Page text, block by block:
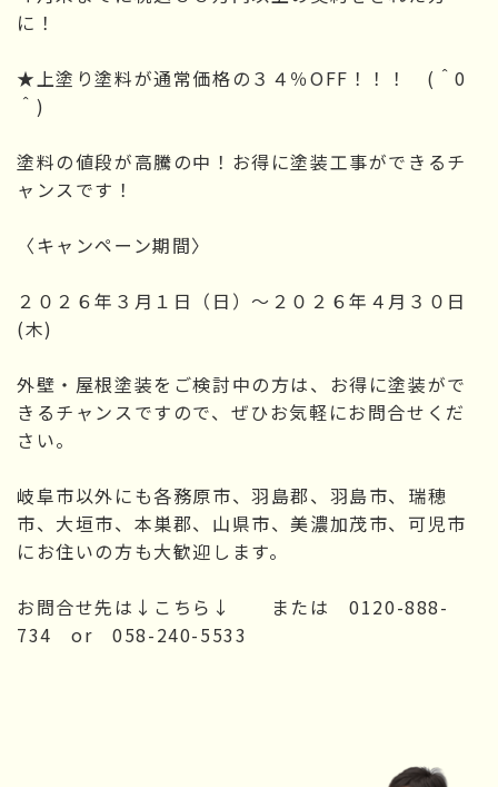
に！
★上塗り塗料が通常価格の３４％OFF！！！ (＾0
＾)
塗料の値段が高騰の中！お得に塗装工事ができるチ
ャンスです！
〈キャンペーン期間〉
２０２６年３月１日（日）～２０２６年４月３０日
(木)
外壁・屋根塗装をご検討中の方は、お得に塗装がで
きるチャンスですので、ぜひお気軽にお問合せくだ
さい。
岐阜市以外にも各務原市、羽島郡、羽島市、瑞穂
市、大垣市、本巣郡、山県市、美濃加茂市、可児市
にお住いの方も大歓迎します。
お問合せ先は↓こちら↓ または 0120-888-
734 or 058-240-5533